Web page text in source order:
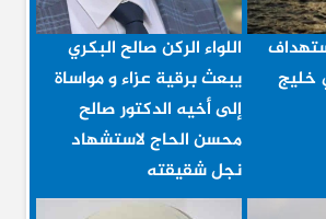
خليج
اللواء الركن صالح البكري
يبعث برقية عزاء و مواساة
إلى أخيه الدكتور صالح
محسن الحاج لاستشهاد
نجل شقيقته